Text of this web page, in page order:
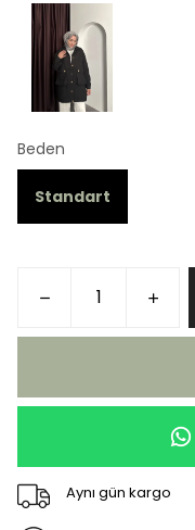
Beden
Standart
Aynı gün kargo